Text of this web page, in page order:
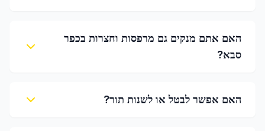
האם אתם מנקים גם מרפסות וחצרות בכפר
סבא?
האם אפשר לבטל או לשנות תור?